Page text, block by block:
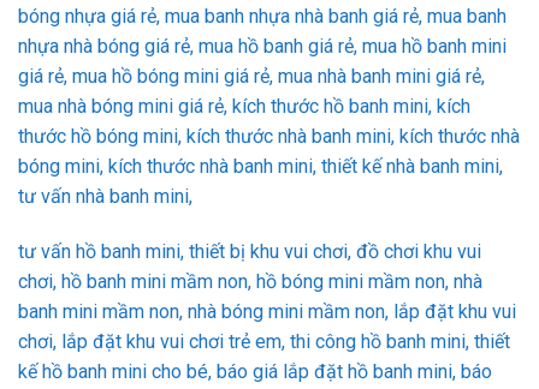
bóng nhựa giá rẻ, mua banh nhựa nhà banh giá rẻ, mua banh
nhựa nhà bóng giá rẻ, mua hồ banh giá rẻ, mua hồ banh mini
giá rẻ, mua hồ bóng mini giá rẻ, mua nhà banh mini giá rẻ,
mua nhà bóng mini giá rẻ, kích thước hồ banh mini, kích
thước hồ bóng mini, kích thước nhà banh mini, kích thước nhà
bóng mini, kích thước nhà banh mini, thiết kế nhà banh mini,
tư vấn nhà banh mini,
tư vấn hồ banh mini, thiết bị khu vui chơi, đồ chơi khu vui
chơi, hồ banh mini mầm non, hồ bóng mini mầm non, nhà
banh mini mầm non, nhà bóng mini mầm non, lắp đặt khu vui
chơi, lắp đặt khu vui chơi trẻ em, thi công hồ banh mini, thiết
kế hồ banh mini cho bé, báo giá lắp đặt hồ banh mini, báo